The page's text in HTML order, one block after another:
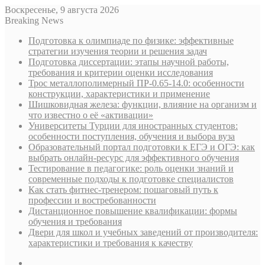
Воскресенье, 9 августа 2026
Breaking News
Подготовка к олимпиаде по физике: эффективные
стратегии изучения теории и решения задач
Подготовка диссертации: этапы научной работы,
требования и критерии оценки исследования
Трос металлополимерный ПР-0.65-14.0: особенности
конструкции, характеристики и применение
Шишковидная железа: функции, влияние на организм и
что известно о её «активации»
Университеты Турции для иностранных студентов:
особенности поступления, обучения и выбора вуза
Образовательный портал подготовки к ЕГЭ и ОГЭ: как
выбрать онлайн-ресурс для эффективного обучения
Тестирование в педагогике: роль оценки знаний и
современные подходы к подготовке специалистов
Как стать фитнес-тренером: пошаговый путь к
профессии и востребованности
Дистанционное повышение квалификации: формы
обучения и требования
Двери для школ и учебных заведений от производителя:
характеристики и требования к качеству